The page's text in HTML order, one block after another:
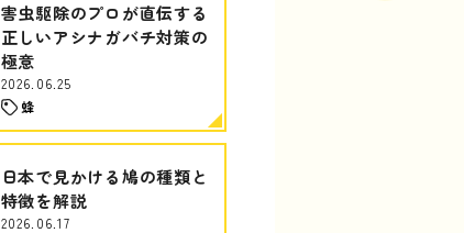
害虫駆除のプロが直伝する
正しいアシナガバチ対策の
極意
2026.06.25
蜂
日本で見かける鳩の種類と
特徴を解説
2026.06.17